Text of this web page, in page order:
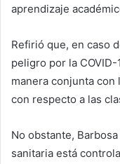
aprendizaje
Refirió que, en caso
peligro por la
manera conjunta con
con respecto a las
No obstante,
sanitaria está